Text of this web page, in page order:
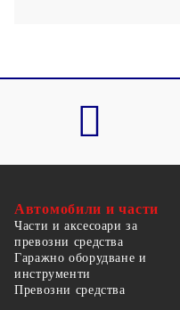
Автомобили и части
Части и аксесоари за
превозни средства
Гаражно оборудване и
инструменти
Превозни средства